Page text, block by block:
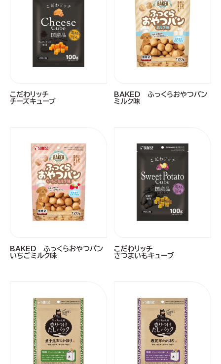
こだわリッチ
チーズキューブ
BAKED ふっくらおやつパン
ミルク味
BAKED ふっくらおやつパン
いちごミルク味
こだわリッチ
さつまいもキューブ